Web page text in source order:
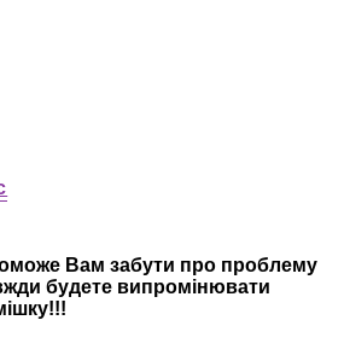
Вам забути про проблему
будете випромінювати